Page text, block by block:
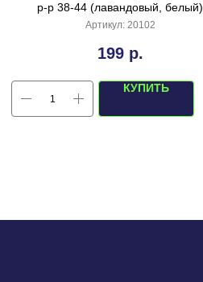
р-р 38-44 (лавандовый, белый)
Артикул: 20102
199 р.
КУПИТЬ